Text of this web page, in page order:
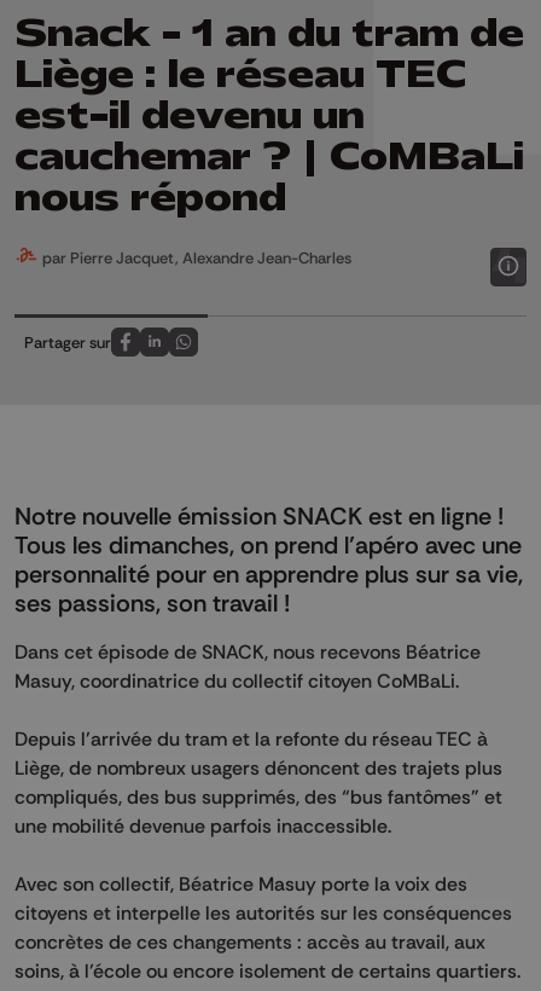
Snack - 1 an du tram de
Liège : le réseau TEC
est-il devenu un
cauchemar ? | CoMBaLi
nous répond
par Pierre Jacquet, Alexandre Jean-Charles
Partager sur
Partagez sur FaceBook
Partagez sur LinkedIn
Partagez sur Whatsapp
Notre nouvelle émission SNACK est en ligne !
Tous les dimanches, on prend l’apéro avec une
personnalité pour en apprendre plus sur sa vie,
ses passions, son travail !
Dans cet épisode de SNACK, nous recevons Béatrice
Masuy, coordinatrice du collectif citoyen CoMBaLi.
Depuis l’arrivée du tram et la refonte du réseau TEC à
Liège, de nombreux usagers dénoncent des trajets plus
compliqués, des bus supprimés, des “bus fantômes” et
une mobilité devenue parfois inaccessible.
Avec son collectif, Béatrice Masuy porte la voix des
citoyens et interpelle les autorités sur les conséquences
concrètes de ces changements : accès au travail, aux
soins, à l’école ou encore isolement de certains quartiers.